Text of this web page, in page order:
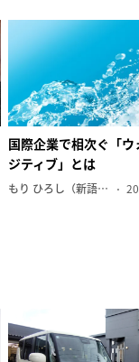
国際企業で相次ぐ「
ジティブ」とは
もり ひろし（新語ウォッチャー）